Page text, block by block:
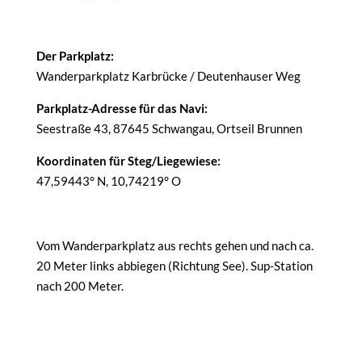
Der Parkplatz:
Wanderparkplatz Karbrücke / Deutenhauser Weg
Parkplatz-Adresse für das Navi:
Seestraße 43, 87645 Schwangau, Ortseil Brunnen
Koordinaten für Steg/Liegewiese:
47,59443° N, 10,74219° O
Vom Wanderparkplatz aus rechts gehen und nach ca.
20 Meter links abbiegen (Richtung See). Sup-Station
nach 200 Meter.